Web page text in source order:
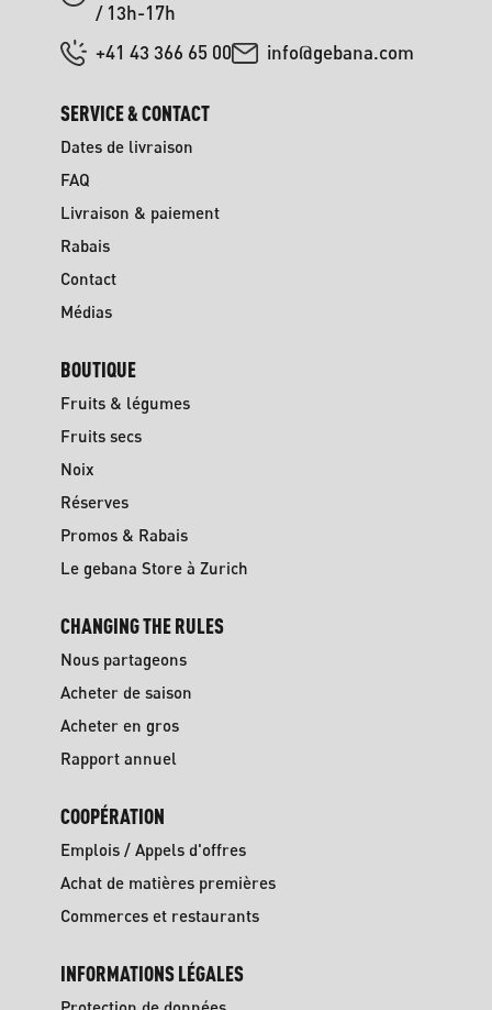
/ 13h-17h
+41 43 366 65 00
info@gebana.com
SERVICE & CONTACT
Dates de livraison
FAQ
Livraison & paiement
Rabais
Contact
Médias
BOUTIQUE
Fruits & légumes
Fruits secs
Noix
Réserves
Promos & Rabais
Le gebana Store à Zurich
CHANGING THE RULES
Nous partageons
Acheter de saison
Acheter en gros
Rapport annuel
COOPÉRATION
Emplois / Appels d'offres
Achat de matières premières
Commerces et restaurants
INFORMATIONS LÉGALES